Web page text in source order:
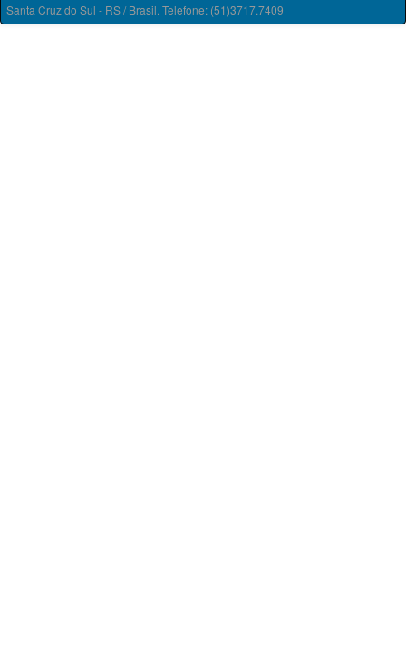
Santa Cruz do Sul - RS / Brasil. Telefone: (51)3717.7409